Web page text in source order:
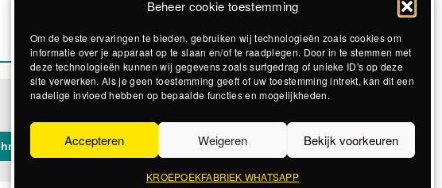
Beheer cookie toestemming
Om de beste ervaringen te bieden, gebruiken wij technologieën zoals cookies om
informatie over je apparaat op te slaan en/of te raadplegen. Door in te stemmen met
deze technologieën kunnen wij gegevens zoals surfgedrag of unieke ID's op deze
site verwerken. Als je geen toestemming geeft of uw toestemming intrekt, kan dit een
nadelige invloed hebben op bepaalde functies en mogelijkheden.
Accepteren Weigeren Bekijk voorkeuren
KROEPOEKFABRIEK WHATSAPP